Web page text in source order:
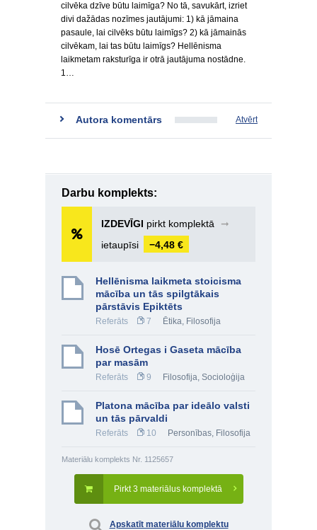
cilvēka dzīve būtu laimīga? No tā, savukārt, izriet
divi dažādas nozīmes jautājumi: 1) kā jāmaina
pasaule, lai cilvēks būtu laimīgs? 2) kā jāmainās
cilvēkam, lai tas būtu laimīgs? Hellēnisma
laikmetam raksturīga ir otrā jautājuma nostādne.
1…
Autora komentārs Atvērt
Darbu komplekts:
IZDEVĪGI pirkt komplektā
➞
ietaupīsi
−4,48 €
Hellēnisma laikmeta stoicisma
mācība un tās spilgtākais
pārstāvis Epiktēts
Referāts 7 Ētika, Filosofija
Hosē Ortegas i Gaseta mācība
par masām
Referāts 9 Filosofija, Socioloģija
Platona mācība par ideālo valsti
un tās pārvaldi
Referāts 10 Personības, Filosofija
Materiālu komplekts Nr. 1125657
Pirkt 3 materiālus komplektā
Apskatīt materiālu komplektu